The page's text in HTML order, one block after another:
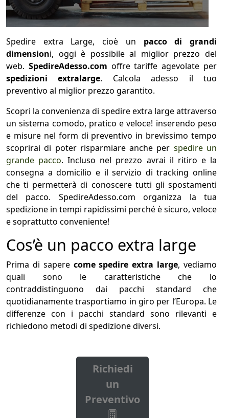
kg cm
cm cm
calcola
Spedire extra Large, cioè un pacco di grandi
dimensioni, oggi è possibile al miglior prezzo del
web. SpedireAdesso.com offre tariffe agevolate per
spedizioni extralarge. Calcola adesso il tuo
preventivo al miglior prezzo garantito.
Scopri la convenienza di spedire extra large attraverso
un sistema comodo, pratico e veloce! inserendo peso
e misure nel form di preventivo in brevissimo tempo
scoprirai di poter risparmiare anche per spedire un
grande pacco. Incluso nel prezzo avrai il ritiro e la
consegna a domicilio e il servizio di tracking online
che ti permetterà di conoscere tutti gli spostamenti
del pacco. SpedireAdesso.com organizza la tua
spedizione in tempi rapidissimi perché è sicuro, veloce
e soprattutto conveniente!
Cos’è un pacco extra large
Prima di sapere come spedire extra large, vediamo
quali sono le caratteristiche che lo
contraddistinguono dai pacchi standard che
quotidianamente trasportiamo in giro per l’Europa. Le
differenze con i pacchi standard sono rilevanti e
richiedono metodi di spedizione diversi.
Richiedi
un
Preventivo